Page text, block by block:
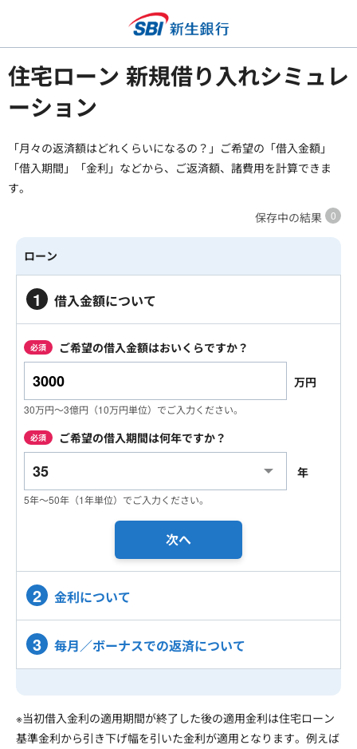
住宅ローン 新規借り入れシミュレ
ーション
「月々の返済額はどれくらいになるの？」ご希望の「借入金額」
「借入期間」「金利」などから、ご返済額、諸費用を計算できま
す。
保存中の結果
ローン
1 借入金額について
必須 ご希望の借入金額はおいくらですか？
万円
30万円～3億円（10万円単位）でご入力ください。
必須 ご希望の借入期間は何年ですか？
年
5年～50年（1年単位）でご入力ください。
次へ
2 金利について
3 毎月／ボーナスでの返済について
※当初借入金利の適用期間が終了した後の適用金利は住宅ローン
基準金利から引き下げ幅を引いた金利が適用となります。例えば